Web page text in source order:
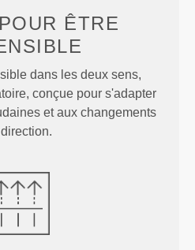
ÊTRE
dans les deux sens,
conçue pour s'adapter
et aux changements